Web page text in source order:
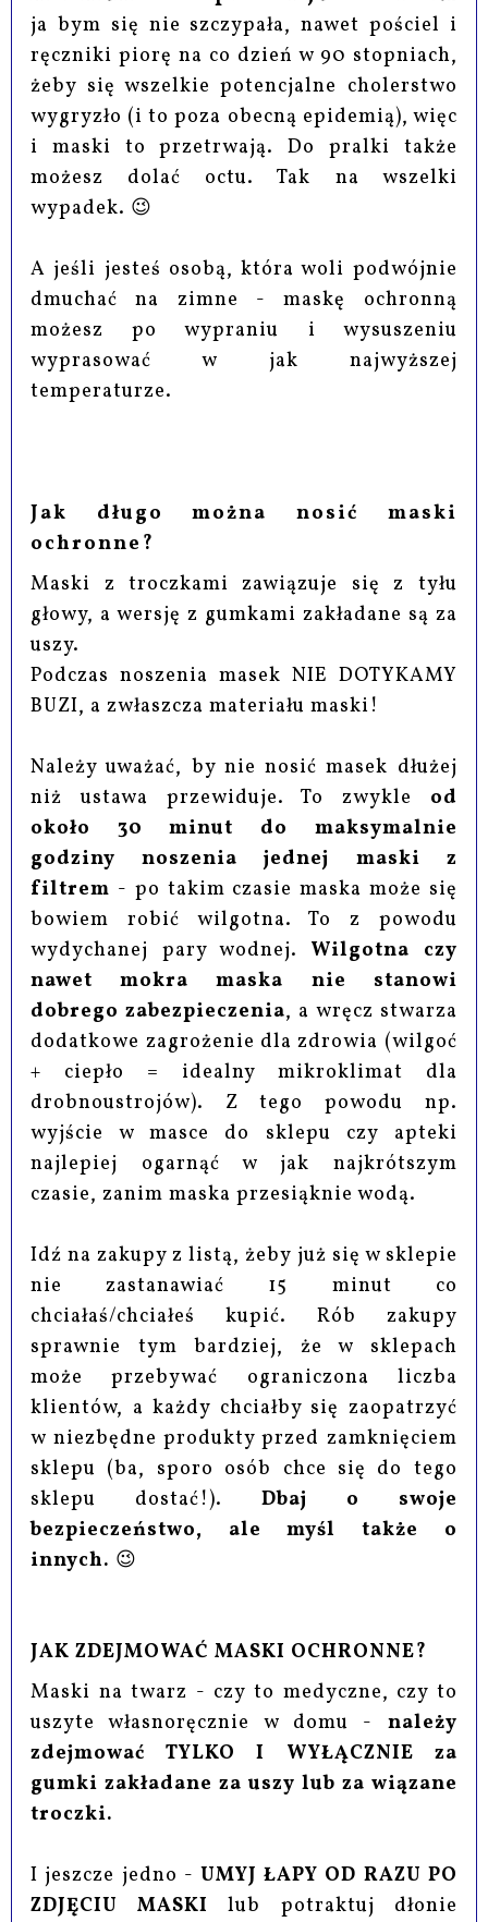
ja bym się nie szczypała, nawet pościel i
ręczniki piorę na co dzień w 90 stopniach,
żeby się wszelkie potencjalne cholerstwo
wygryzło (i to poza obecną epidemią), więc
i maski to przetrwają. Do pralki także
możesz dolać octu. Tak na wszelki
wypadek. 😉
A jeśli jesteś osobą, która woli podwójnie
dmuchać na zimne - maskę ochronną
możesz po wypraniu i wysuszeniu
wyprasować w jak najwyższej
temperaturze.
Jak długo można nosić maski
ochronne?
Maski z troczkami zawiązuje się z tyłu
głowy, a wersję z gumkami zakładane są za
uszy.
Podczas noszenia masek NIE DOTYKAMY
BUZI, a zwłaszcza materiału maski!
Należy uważać, by nie nosić masek dłużej
niż ustawa przewiduje. To zwykle od
około 30 minut do maksymalnie
godziny noszenia jednej maski z
filtrem - po takim czasie maska może się
bowiem robić wilgotna. To z powodu
wydychanej pary wodnej. Wilgotna czy
nawet mokra maska nie stanowi
dobrego zabezpieczenia, a wręcz stwarza
dodatkowe zagrożenie dla zdrowia (wilgoć
+ ciepło = idealny mikroklimat dla
drobnoustrojów). Z tego powodu np.
wyjście w masce do sklepu czy apteki
najlepiej ogarnąć w jak najkrótszym
czasie, zanim maska przesiąknie wodą.
Idź na zakupy z listą, żeby już się w sklepie
nie zastanawiać 15 minut co
chciałaś/chciałeś kupić. Rób zakupy
sprawnie tym bardziej, że w sklepach
może przebywać ograniczona liczba
klientów, a każdy chciałby się zaopatrzyć
w niezbędne produkty przed zamknięciem
sklepu (ba, sporo osób chce się do tego
sklepu dostać!). Dbaj o swoje
bezpieczeństwo, ale myśl także o
innych. 😉
JAK ZDEJMOWAĆ MASKI OCHRONNE?
Maski na twarz - czy to medyczne, czy to
uszyte własnoręcznie w domu - należy
zdejmować TYLKO I WYŁĄCZNIE za
gumki zakładane za uszy lub za wiązane
troczki.
I jeszcze jedno - UMYJ ŁAPY OD RAZU PO
ZDJĘCIU MASKI lub potraktuj dłonie